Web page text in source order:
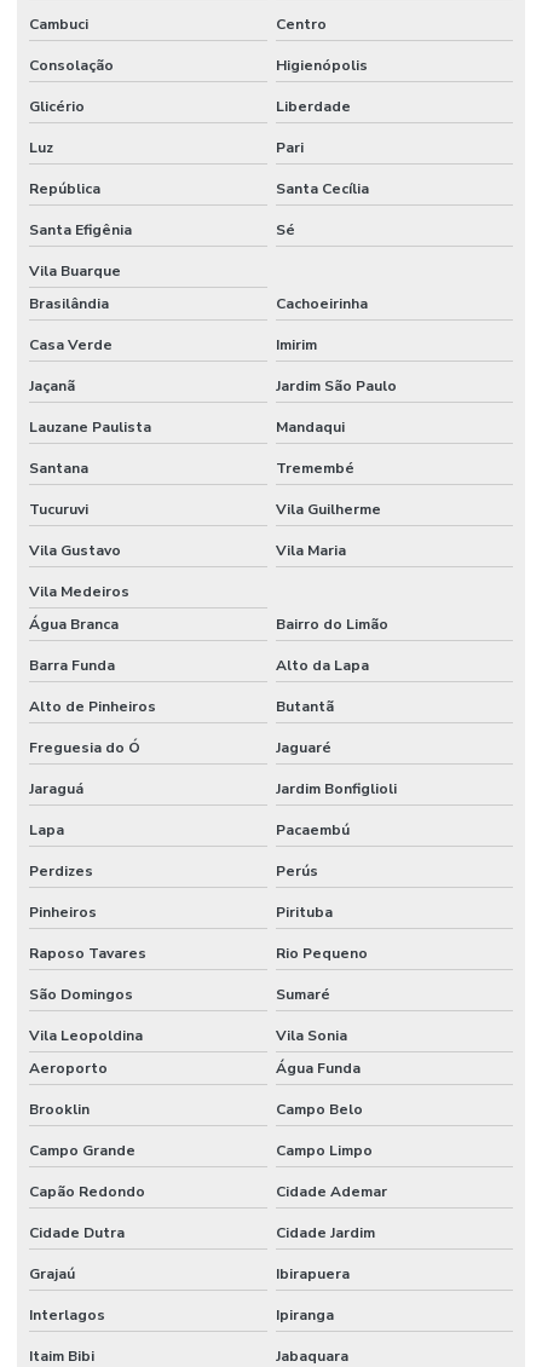
Etiquetas Adesivas Para Embalagens
Etiquetas Adesivas Para Impressora
Etiquetas Adesivas Para Móveis
Etiquetas Adesivas Para Móveis Minas Gerais
Etiquetas Adesivas Personalizadas
Etiquetas Adesivas Personalizadas Em Santa Catarina
Etiquetas Adesivas Removíveis
Etiquetas Adesivas Resistentes Para Sacaria
Etiquetas Adesivas Sem Resíduo
Etiquetas Adesivas Térmicas Para Identificação
Etiquetas Autocolantes
Etiquetas Autocolantes Personalizadas
Etiquetas Bopp Adesiva
Etiquetas Bopp Adesiva Para Câmara Fria
Etiquetas Bopp Adesiva Para Congelados
Etiquetas Bopp Adesiva Para Identificação De Produtos
Etiquetas Bopp Para Laboratório
Etiquetas Bopp Removíveis Paraná
Etiquetas Bopp Removíveis Santa Catarina
Etiquetas Bopp Sem Cola Para Vidros
Etiquetas Couche Adesivas Sem Resíduo
Etiquetas Couche Sem Resíduo
Etiquetas Nylon Resinado Para Fabricação De Colchões
Etiquetas Nylon Resinado Sem Corte Minas Gerais
Etiquetas Para Encomendas Em Minas Gerais
Etiquetas Para Impressora Grande Demanda
Etiquetas Para Móveis E Vidros
Cambuci Centro
Consolação Higienópolis
Glicério Liberdade
Luz Pari
República Santa Cecília
Santa Efigênia Sé
Vila Buarque
Brasilândia
Cachoeirinha
Casa Verde Imirim
Jaçanã Jardim São Paulo
Lauzane Paulista Mandaqui
Santana Tremembé
Tucuruvi Vila Guilherme
Vila Gustavo Vila Maria
Vila Medeiros
Água Branca
Bairro do Limão
Barra Funda Alto da Lapa
Alto de Pinheiros Butantã
Freguesia do Ó Jaguaré
Jaraguá Jardim Bonfiglioli
Lapa Pacaembú
Perdizes Perús
Pinheiros Pirituba
Raposo Tavares Rio Pequeno
São Domingos Sumaré
Vila Leopoldina
Vila Sonia
Aeroporto
Água Funda
Brooklin Campo Belo
Campo Grande Campo Limpo
Capão Redondo Cidade Ademar
Cidade Dutra Cidade Jardim
Grajaú Ibirapuera
Interlagos Ipiranga
Itaim Bibi Jabaquara